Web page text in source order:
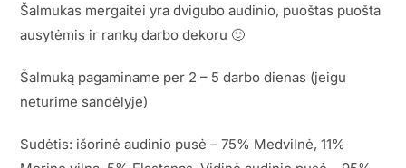
Šalmukas mergaitei yra dvigubo audinio, puoštas puošta
ausytėmis ir rankų darbo dekoru 🙂
Šalmuką pagaminame per 2 – 5 darbo dienas (jeigu
neturime sandėlyje)
Sudėtis: išorinė audinio pusė – 75% Medvilnė, 11%